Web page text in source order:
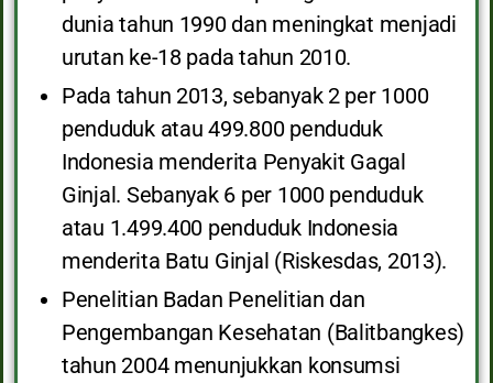
dunia tahun 1990 dan meningkat menjadi
urutan ke-18 pada tahun 2010.
Pada tahun 2013, sebanyak 2 per 1000
penduduk atau 499.800 penduduk
Indonesia menderita Penyakit Gagal
Ginjal. Sebanyak 6 per 1000 penduduk
atau 1.499.400 penduduk Indonesia
menderita Batu Ginjal (Riskesdas, 2013).
Penelitian Badan Penelitian dan
Pengembangan Kesehatan (Balitbangkes)
tahun 2004 menunjukkan konsumsi